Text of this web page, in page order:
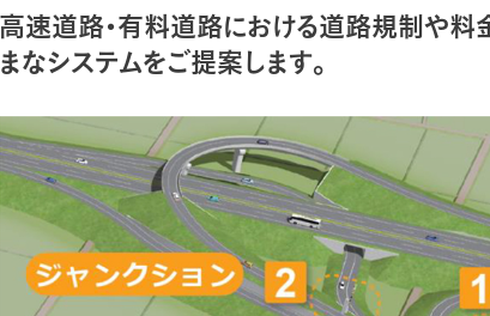
高速道路・有料道路における道路規制や料
まなシステムをご提案します。